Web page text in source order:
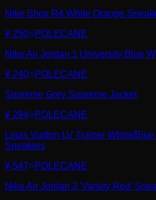
Nike Shox R4 White Orange
¥ 250
POLECANE
Nike Air Jordan 1 University Blue
¥ 240
POLECANE
Supreme Grey Supreme Jacket
¥ 294
POLECANE
Louis Vuitton LV Trainer White/
Sneakers
¥ 547
POLECANE
Nike Air Jordan 3 'Varsity Red'